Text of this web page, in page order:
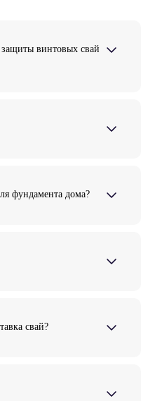
винтовых свай
фундамента дома?
свай?